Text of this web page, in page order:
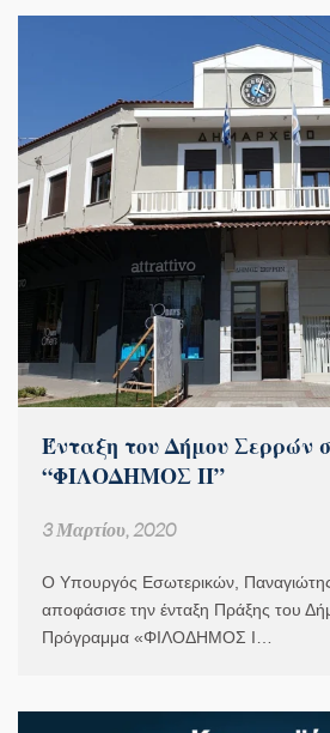
Ένταξη του Δήμου Σερρών
“ΦΙΛΟΔΗΜΟΣ ΙΙ”
3 Μαρτίου, 2020
Ο Υπουργός Εσωτερικών,
αποφάσισε την ένταξη Πράξης του
Πρόγραμμα «ΦΙΛΟΔΗΜΟΣ Ι…